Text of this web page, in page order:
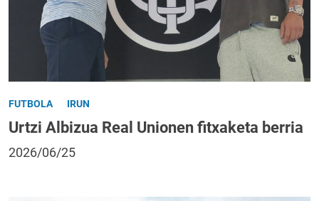
FUTBOLA IRUN
Urtzi Albizua Real Unionen fitxaketa berria
2026/06/25